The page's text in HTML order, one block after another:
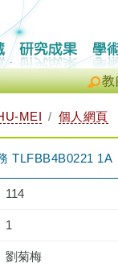
教
MEI 個人網頁
TLFBB4B0221 1A
114
1
劉菊梅